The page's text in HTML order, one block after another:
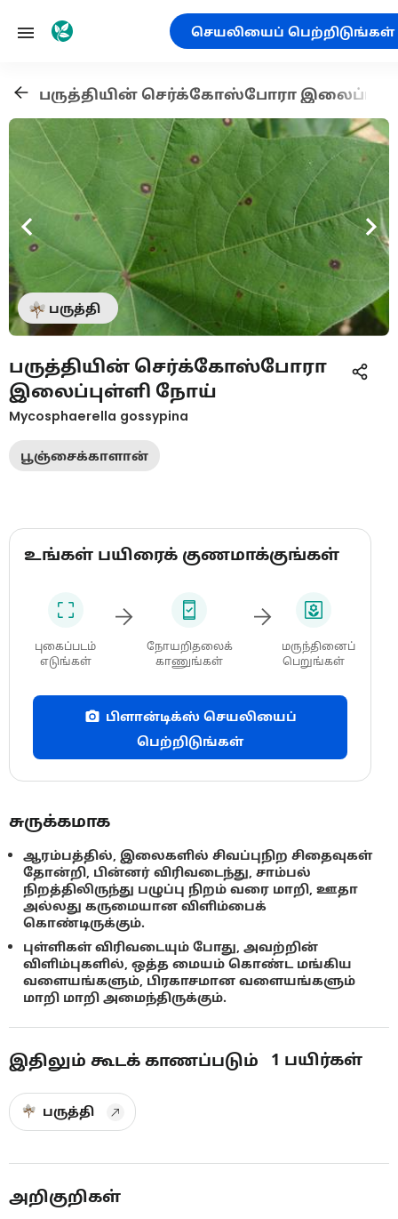
செயலியைப் பெற்றிடுங்கள்
பருத்தியின் செர்க்கோஸ்போரா
பருத்தி
பருத்தியின் செர்க்கோஸ்போரா
இலைப்புள்ளி நோய்
Mycosphaerella gossypina
பூஞ்சைக்காளான்
உங்கள் பயிரைக் குணமாக்குங்கள்
புகைப்படம்
எடுங்கள்
நோயறிதலைக்
காணுங்கள்
மருந்தினைப்
பெறுங்கள்
பிளான்டிக்ஸ் செயலியைப்
பெற்றிடுங்கள்
சுருக்கமாக
ஆரம்பத்தில், இலைகளில் சிவப்புநிற சிதைவுகள்
தோன்றி, பின்னர் விரிவடைந்து, சாம்பல்
நிறத்திலிருந்து பழுப்பு நிறம் வரை மாறி, ஊதா
அல்லது கருமையான விளிம்பைக்
கொண்டிருக்கும்.
புள்ளிகள் விரிவடையும் போது, அவற்றின்
விளிம்புகளில், ஒத்த மையம் கொண்ட மங்கிய
வளையங்களும், பிரகாசமான வளையங்களும்
மாறி மாறி அமைந்திருக்கும்.
இதிலும் கூடக் காணப்படும் 1 பயிர்கள்
பருத்தி
அறிகுறிகள்